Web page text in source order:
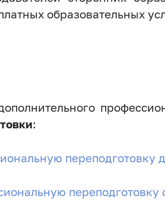
образовательных
:
переподготовку